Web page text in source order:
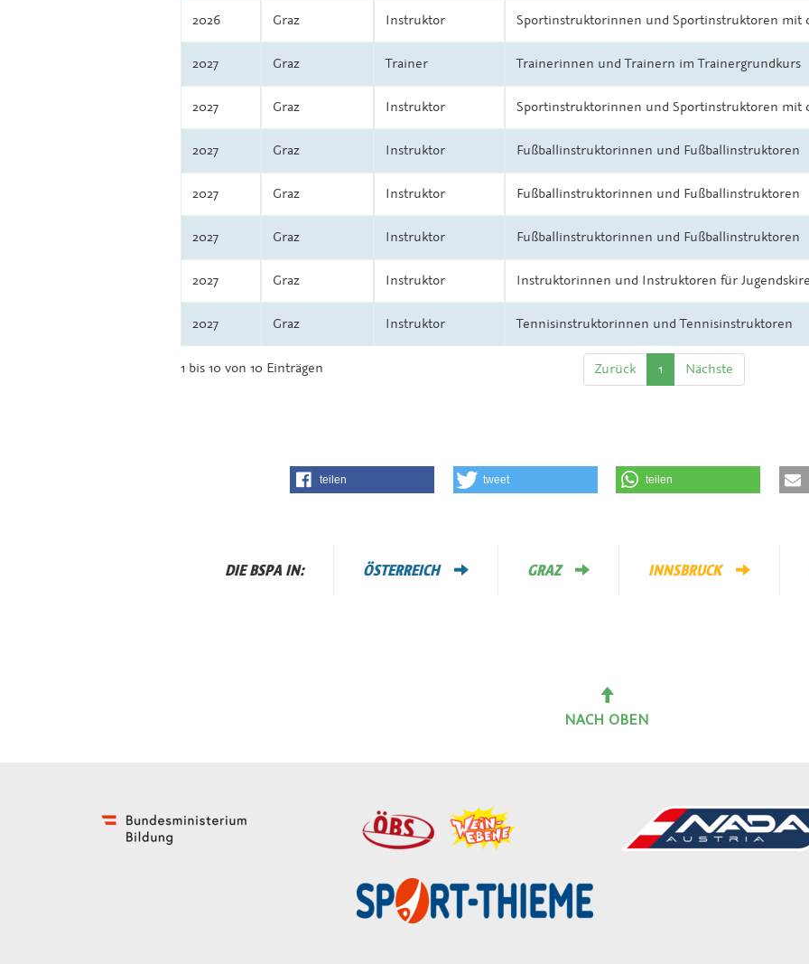
2026 Graz Instruktor Sportinstruktorinnen und Sportinstruktoren mit
2027 Graz Trainer Trainerinnen und Trainern im Trainergrundkurs
2027 Graz Instruktor Sportinstruktorinnen und Sportinstruktoren mit
2027 Graz Instruktor Fußballinstruktorinnen und Fußballinstruktoren
2027 Graz Instruktor Fußballinstruktorinnen und Fußballinstruktoren
2027 Graz Instruktor Fußballinstruktorinnen und Fußballinstruktoren
2027 Graz Instruktor Instruktorinnen und Instruktoren für
2027 Graz Instruktor Tennisinstruktorinnen und Tennisinstruktoren
1 bis 10 von 10 Einträgen Zurück 1 Nächste
teilen tweet teilen
DIE BSPA IN: ÖSTERREICH GRAZ INNSBRUCK
NACH OBEN